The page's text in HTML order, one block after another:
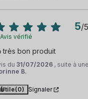
W/ kg pour le tronc
5/5
Avis vérifié
très bon produit
du 31/07/2026 , suite à
B.
Utile(0) Signaler